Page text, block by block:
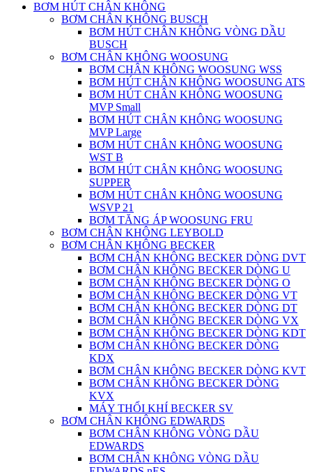
BƠM HÚT CHÂN KHÔNG
BƠM CHÂN KHÔNG BUSCH
BƠM HÚT CHÂN KHÔNG VÒNG DẦU
BUSCH
BƠM CHÂN KHÔNG WOOSUNG
BƠM CHÂN KHÔNG WOOSUNG WSS
BƠM HÚT CHÂN KHÔNG WOOSUNG ATS
BƠM HÚT CHÂN KHÔNG WOOSUNG
MVP Small
BƠM HÚT CHÂN KHÔNG WOOSUNG
MVP Large
BƠM HÚT CHÂN KHÔNG WOOSUNG
WST B
BƠM HÚT CHÂN KHÔNG WOOSUNG
SUPPER
BƠM HÚT CHÂN KHÔNG WOOSUNG
WSVP 21
BƠM TĂNG ÁP WOOSUNG FRU
BƠM CHÂN KHÔNG LEYBOLD
BƠM CHÂN KHÔNG BECKER
BƠM CHÂN KHÔNG BECKER DÒNG DVT
BƠM CHÂN KHÔNG BECKER DÒNG U
BƠM CHÂN KHÔNG BECKER DÒNG O
BƠM CHÂN KHÔNG BECKER DÒNG VT
BƠM CHÂN KHÔNG BECKER DÒNG DT
BƠM CHÂN KHÔNG BECKER DÒNG VX
BƠM CHÂN KHÔNG BECKER DÒNG KDT
BƠM CHÂN KHÔNG BECKER DÒNG
KDX
BƠM CHÂN KHÔNG BECKER DÒNG KVT
BƠM CHÂN KHÔNG BECKER DÒNG
KVX
MÁY THỔI KHÍ BECKER SV
BƠM CHÂN KHÔNG EDWARDS
BƠM CHÂN KHÔNG VÒNG DẦU
EDWARDS
BƠM CHÂN KHÔNG VÒNG DẦU